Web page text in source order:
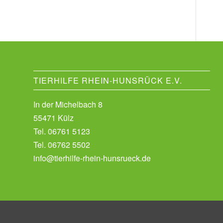
TIERHILFE RHEIN-HUNSRÜCK E.V.
In der Michelbach 8
55471 Külz
Tel. 06761 5123
Tel. 06762 5502
info@tierhilfe-rhein-hunsrueck.de